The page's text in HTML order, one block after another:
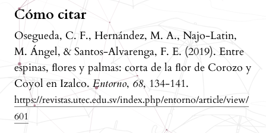
Cómo citar
Osegueda, C. F., Hernández, M. A., Najo-Latin,
M. Ángel, & Santos-Alvarenga, F. E. (2019). Entre
espinas, ﬂores y palmas: corta de la ﬂor de Corozo y
Coyol en Izalco. Entorno, 68, 134-141.
https://revistas.utec.edu.sv/index.php/entorno/article/view/
601